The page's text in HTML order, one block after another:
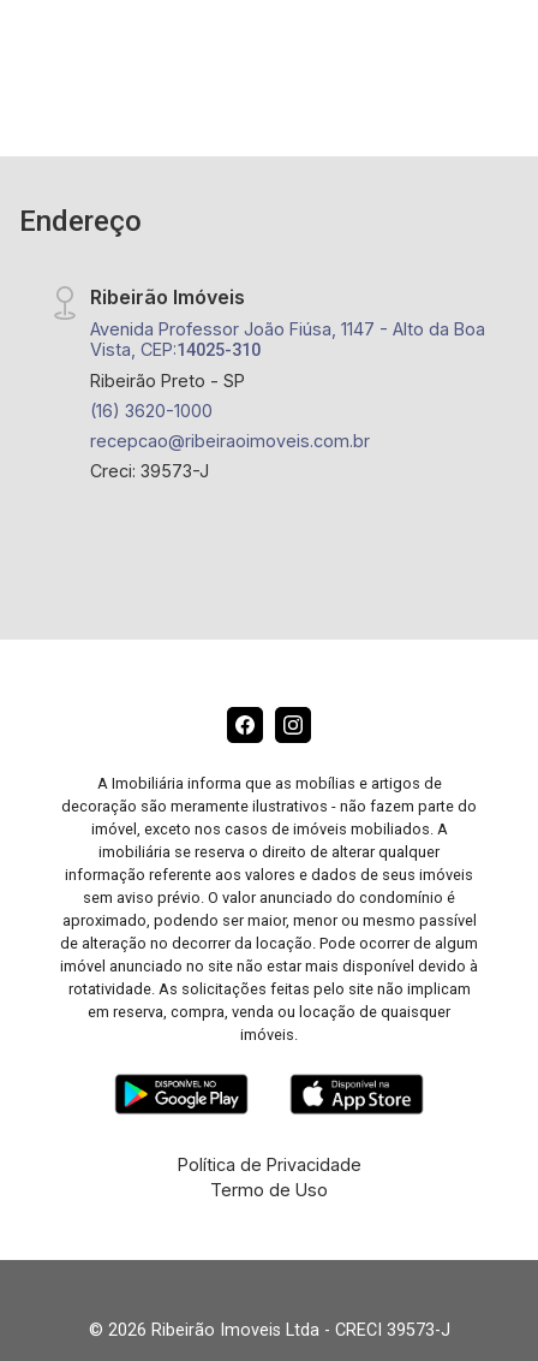
Endereço
Ribeirão Imóveis
Avenida Professor João Fiúsa, 1147 - Alto da Boa
Vista, CEP:14025-310
Ribeirão Preto - SP
(16) 3620-1000
recepcao@ribeiraoimoveis.com.br
Creci: 39573-J
A Imobiliária informa que as mobílias e artigos de
decoração são meramente ilustrativos - não fazem parte do
imóvel, exceto nos casos de imóveis mobiliados. A
imobiliária se reserva o direito de alterar qualquer
informação referente aos valores e dados de seus imóveis
sem aviso prévio. O valor anunciado do condomínio é
aproximado, podendo ser maior, menor ou mesmo passível
de alteração no decorrer da locação. Pode ocorrer de algum
imóvel anunciado no site não estar mais disponível devido à
rotatividade. As solicitações feitas pelo site não implicam
em reserva, compra, venda ou locação de quaisquer
imóveis.
Política de Privacidade
Termo de Uso
© 2026 Ribeirão Imoveis Ltda - CRECI 39573-J